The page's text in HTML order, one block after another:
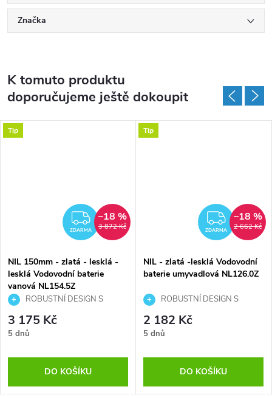
Značka
K tomuto produktu
doporučujeme ještě dokoupit
Tip
ZDARMA
ZDARMA 3 872 Kč
–18 %
NIL 150mm - zlatá - lesklá -
lesklá Vodovodní baterie
vanová NL154.5Z
ROBUSTNÍ DESIGN S
EFEKTNÍM RAMÍNKEM
3 175 Kč
5 dnů
DO KOŠÍKU
Tip
ZDARMA 2 662 Kč
–18 %
NIL - zlatá -lesklá Vodovodní
baterie umyvadlová NL126.0Z
ROBUSTNÍ DESIGN S
EFEKTNÍM RAMÍNKEM
2 182 Kč
5 dnů
DO KOŠÍKU